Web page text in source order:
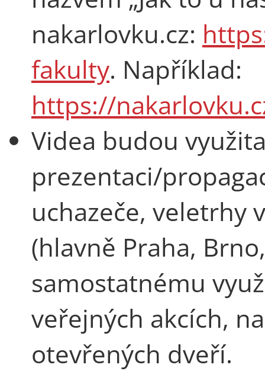
nakarlovku.cz:
fakulty. Například:
https://
Videa budou
prezentaci/
uchazeče, veletrhy
(hlavně Praha,
samostatnému
veřejných akcích,
otevřených dveří.